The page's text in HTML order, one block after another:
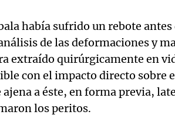
había sufrido un rebote
de las deformaciones y
extraído quirúrgicamente en
con el impacto directo sobre
a éste, en forma previa,
los peritos.